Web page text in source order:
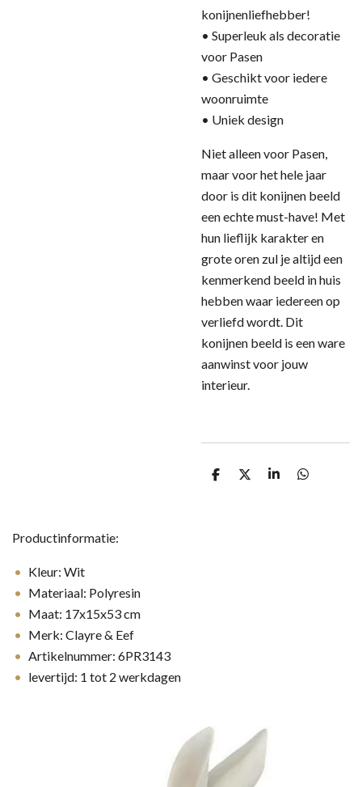
konijnenliefhebber!
• Superleuk als decoratie
voor Pasen
• Geschikt voor iedere
woonruimte
• Uniek design
Niet alleen voor Pasen,
maar voor het hele jaar
door is dit konijnen beeld
een echte must-have! Met
hun lieflijk karakter en
grote oren zul je altijd een
kenmerkend beeld in huis
hebben waar iedereen op
verliefd wordt. Dit
konijnen beeld is een ware
aanwinst voor jouw
interieur.
D
D
S
D
Productinformatie:
Kleur: Wit
Materiaal: Polyresin
Maat: 17x15x53 cm
Merk: Clayre & Eef
Artikelnummer: 6PR3143
levertijd: 1 tot 2 werkdagen